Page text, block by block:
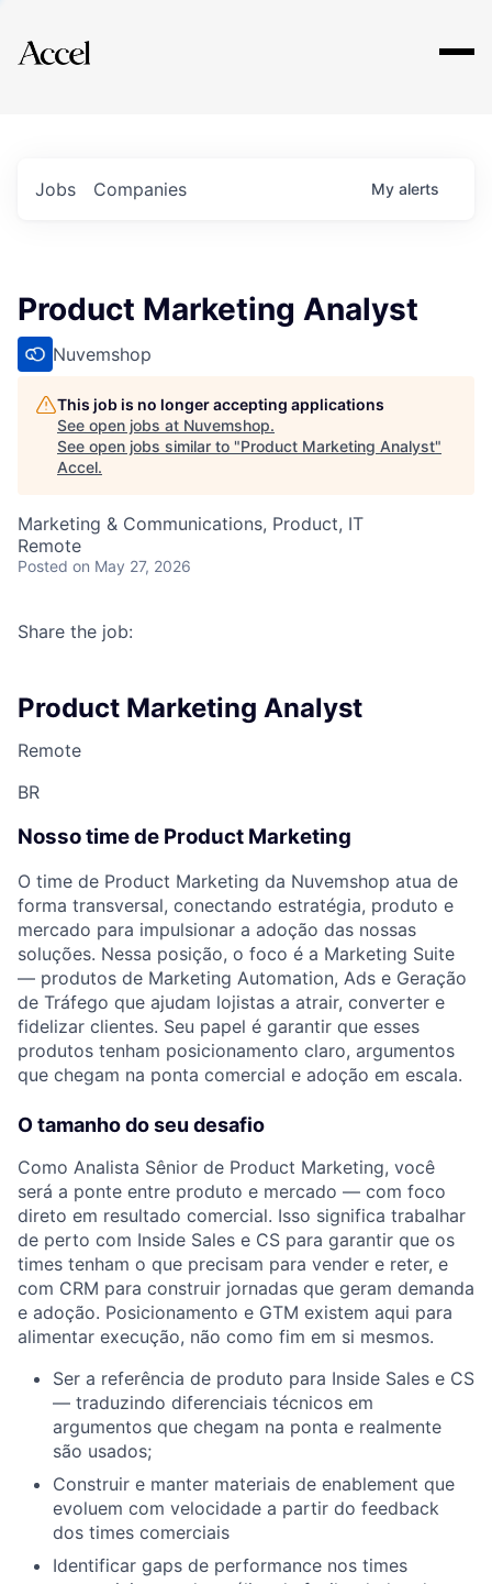
Explore
Jobs Companies My alerts
Product Marketing Analyst
Nuvemshop
This job is no longer accepting applications
See open jobs at Nuvemshop.
See open jobs similar to "Product Marketing Analyst"
Accel.
Marketing & Communications, Product, IT
Remote
Posted on May 27, 2026
Share the job:
Product Marketing Analyst
Remote
BR
Nosso time de Product Marketing
O time de Product Marketing da Nuvemshop atua de
forma transversal, conectando estratégia, produto e
mercado para impulsionar a adoção das nossas
soluções. Nessa posição, o foco é a Marketing Suite
— produtos de Marketing Automation, Ads e Geração
de Tráfego que ajudam lojistas a atrair, converter e
fidelizar clientes. Seu papel é garantir que esses
produtos tenham posicionamento claro, argumentos
que chegam na ponta comercial e adoção em escala.
O tamanho do seu desafio
Como Analista Sênior de Product Marketing, você
será a ponte entre produto e mercado — com foco
direto em resultado comercial. Isso significa trabalhar
de perto com Inside Sales e CS para garantir que os
times tenham o que precisam para vender e reter, e
com CRM para construir jornadas que geram demanda
e adoção. Posicionamento e GTM existem aqui para
alimentar execução, não como fim em si mesmos.
Ser a referência de produto para Inside Sales e CS
— traduzindo diferenciais técnicos em
argumentos que chegam na ponta e realmente
são usados;
Construir e manter materiais de enablement que
evoluem com velocidade a partir do feedback
dos times comerciais
Identificar gaps de performance nos times